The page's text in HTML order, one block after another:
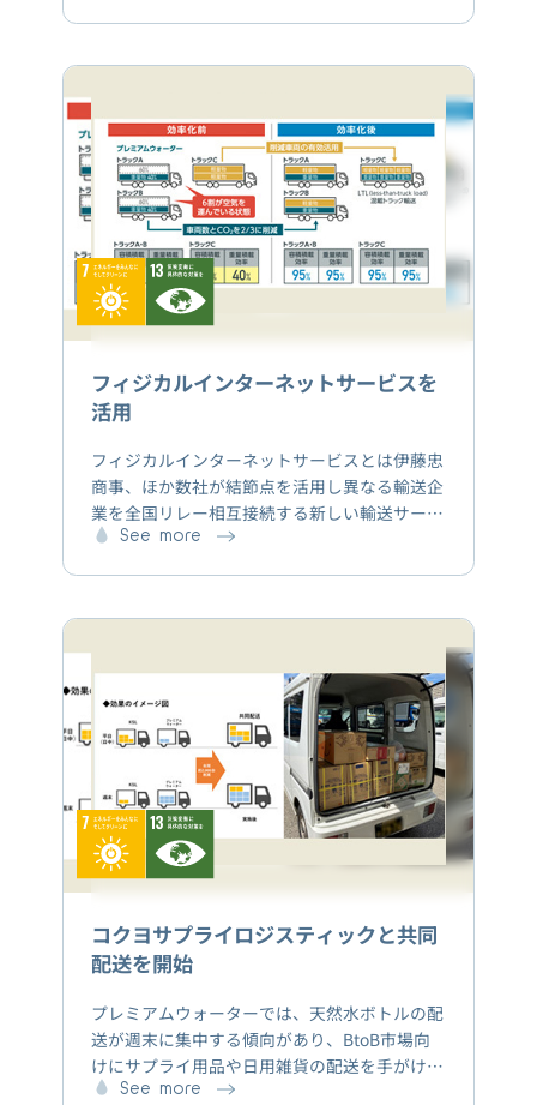
フィジカルインターネットサービスを
活用
フィジカルインターネットサービスとは伊藤忠
商事、ほか数社が結節点を活用し異なる輸送企
業を全国リレー相互接続する新しい輸送サービ
スです。プレミアムウォーターでは、物流課題
として、フィジカルインターネットサービスを
ートを拡大し、持続可能な物流の実現を目指し
ます。
See more
コクヨサプライロジスティックと共同
配送を開始
プレミアムウォーターでは、天然水ボトルの配
送が週末に集中する傾向があり、BtoB市場向
けにサプライ用品や日用雑貨の配送を手がける
コクヨサプライロジスティクスは平日の配送車
See more